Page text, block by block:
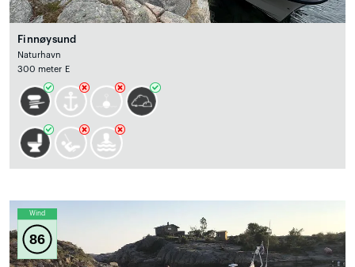
Finnøysund
Naturhavn
300 meter E
Wind
86